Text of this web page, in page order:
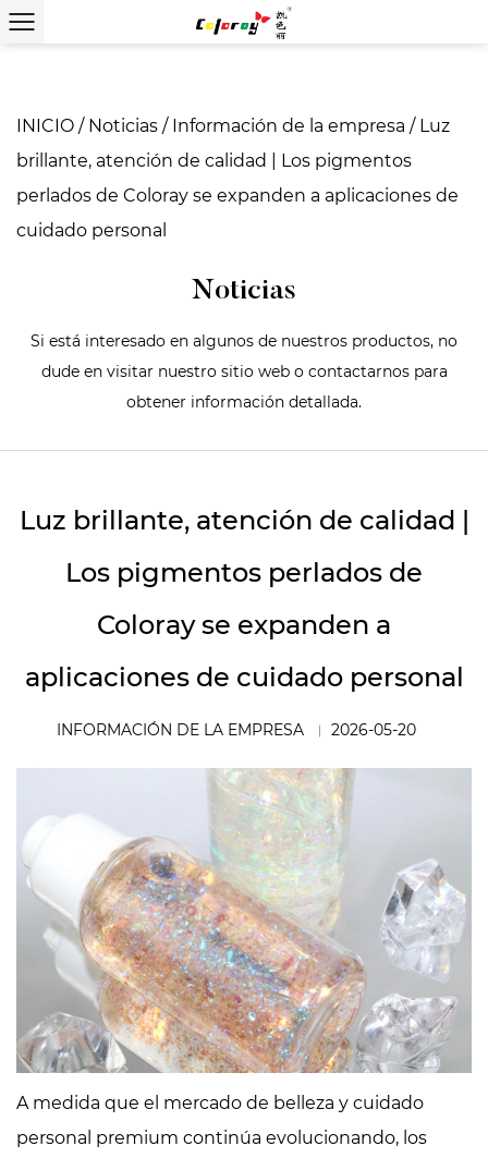
INICIO / Noticias / Información de la empresa / Luz
brillante, atención de calidad | Los pigmentos
perlados de Coloray se expanden a aplicaciones de
cuidado personal
Noticias
Si está interesado en algunos de nuestros productos, no
dude en visitar nuestro sitio web o contactarnos para
obtener información detallada.
Luz brillante, atención de calidad |
Los pigmentos perlados de
Coloray se expanden a
aplicaciones de cuidado personal
INFORMACIÓN DE LA EMPRESA 2026-05-20
A medida que el mercado de belleza y cuidado
personal premium continúa evolucionando, los